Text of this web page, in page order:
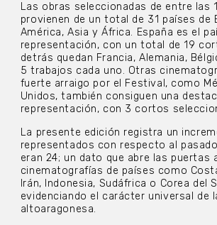
Las obras seleccionadas de entre las
provienen de un total de 31 países de
América, Asia y África. España es el
representación, con un total de 19
detrás quedan Francia, Alemania,
5 trabajos cada uno. Otras
fuerte arraigo por el Festival, como
Unidos, también consiguen una
representación, con 3 cortos
La presente edición registra un
representados con respecto al
eran 24; un dato que abre las puertas
cinematografías de países como
Irán, Indonesia, Sudáfrica o Corea del
evidenciando el carácter universal de
altoaragonesa.